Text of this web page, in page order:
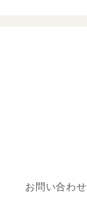
お問い合わせ